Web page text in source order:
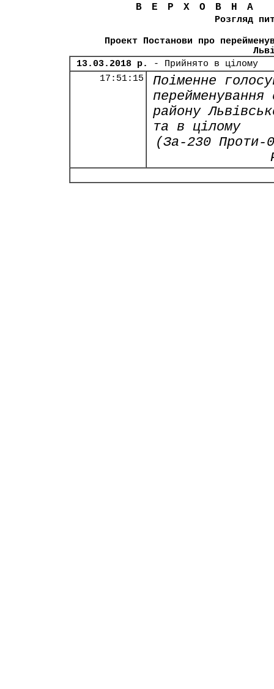
Розгляд
Проект Постанови про
13.03.2018 р.
- Прийнято в цілому
17:51:15
Поіменне
перейменування
району
та в цілому
(За-230 Проти-